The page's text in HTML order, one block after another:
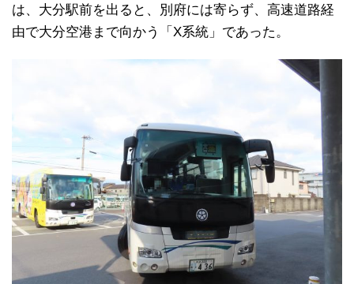
は、大分駅前を出ると、別府には寄らず、高速道路経
由で大分空港まで向かう「X系統」であった。